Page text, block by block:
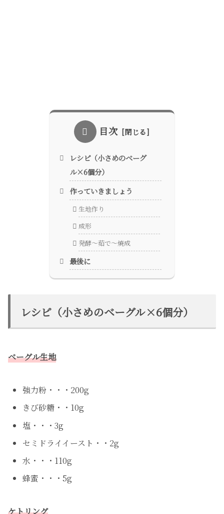
目次
レシピ（小さめのベーグ
ル×6個分）
作っていきましょう
生地作り
成形
発酵〜茹で〜焼成
最後に
レシピ（小さめのベーグル×6個分）
ベーグル生地
強力粉・・・200g
きび砂糖・・10g
塩・・・3g
セミドライイースト・・2g
水・・・110g
蜂蜜・・・5g
ケトリング